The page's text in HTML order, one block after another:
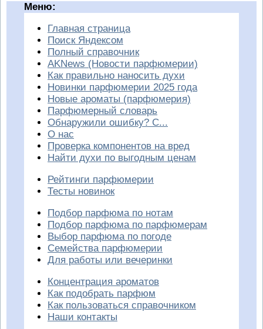
Меню:
Главная страница
Поиск Яндексом
Полный справочник
AKNews (Новости парфюмерии)
Как правильно наносить духи
Новинки парфюмерии 2025 года
Новые ароматы (парфюмерия)
Парфюмерный словарь
Обнаружили ошибку? С...
О нас
Проверка компонентов на вред
Найти духи по выгодным ценам
Рейтинги парфюмерии
Тесты новинок
Подбор парфюма по нотам
Подбор парфюма по парфюмерам
Выбор парфюма по погоде
Семейства парфюмерии
Для работы или вечеринки
Концентрация ароматов
Как подобрать парфюм
Как пользоваться справочником
Наши контакты